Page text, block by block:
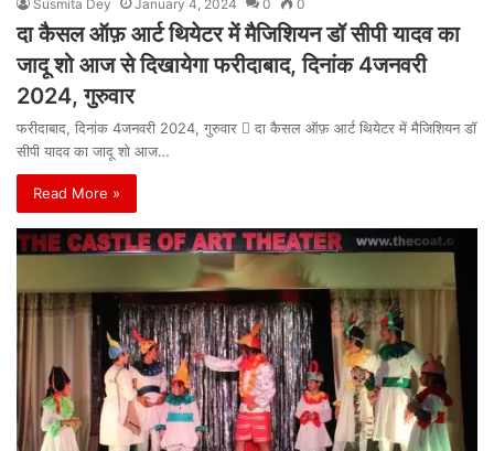
Susmita Dey January 4, 2024 0 0
दा कैसल ऑफ़ आर्ट थियेटर में मैजिशियन डॉ सीपी यादव का
जादू शो आज से दिखायेगा फरीदाबाद, दिनांक 4जनवरी
2024, गुरुवार
फरीदाबाद, दिनांक 4जनवरी 2024, गुरुवार  दा कैसल ऑफ़ आर्ट थियेटर में मैजिशियन डॉ
सीपी यादव का जादू शो आज…
Read More »